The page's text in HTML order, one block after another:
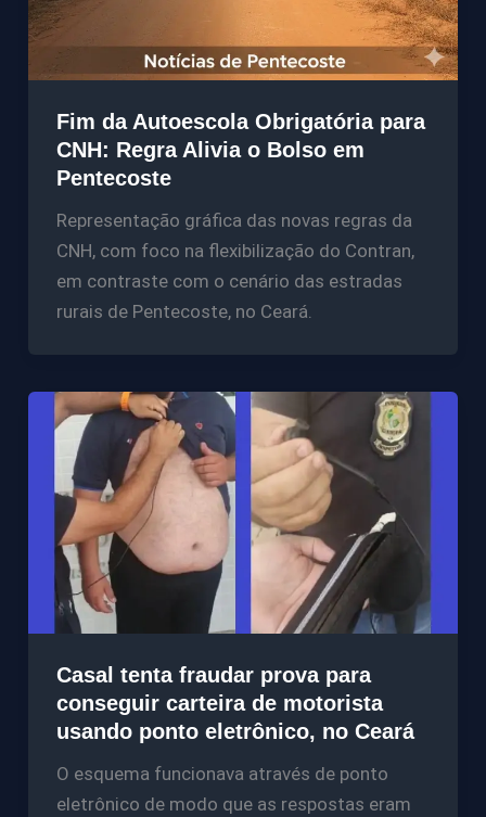
Fim da Autoescola Obrigatória para
CNH: Regra Alivia o Bolso em
Pentecoste
Representação gráfica das novas regras da
CNH, com foco na flexibilização do Contran,
em contraste com o cenário das estradas
rurais de Pentecoste, no Ceará.
Casal tenta fraudar prova para
conseguir carteira de motorista
usando ponto eletrônico, no Ceará
O esquema funcionava através de ponto
eletrônico de modo que as respostas eram